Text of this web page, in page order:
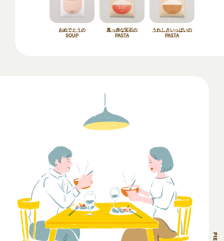
おめでとうの
SOUP
真っ赤な宝石の
PASTA
うれしさいっぱいの
PASTA